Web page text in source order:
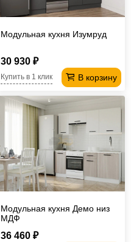
Модульная кухня Изумруд
30 930 ₽
В корзину
Купить в 1 клик
Модульная кухня Демо низ
МДФ
36 460 ₽